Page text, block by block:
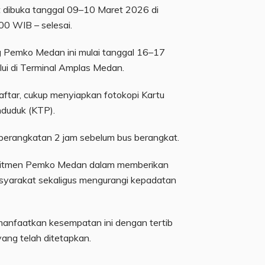
tanggal 09–10 Maret 2026 di
WIB – selesai.
Medan ini mulai tanggal 16–17
di Terminal Amplas Medan.
cukup menyiapkan fotokopi Kartu
(KTP).
2 jam sebelum bus berangkat.
Pemko Medan dalam memberikan
sekaligus mengurangi kepadatan
kesempatan ini dengan tertib
telah ditetapkan.